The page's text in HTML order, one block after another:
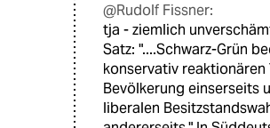
@Rudolf Fissner:
tja - ziemlich
Satz: "....Schwarz-Grün
konservativ reaktionären
Bevölkerung einserseits
liberalen